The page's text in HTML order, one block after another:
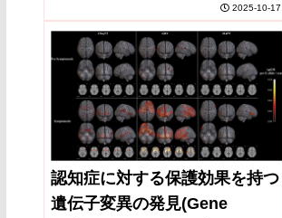
定し、組織の微細構造変化を検出するも...2025-10-17
認知症に対する保護効果を持つ
遺伝子変異の発見(Gene